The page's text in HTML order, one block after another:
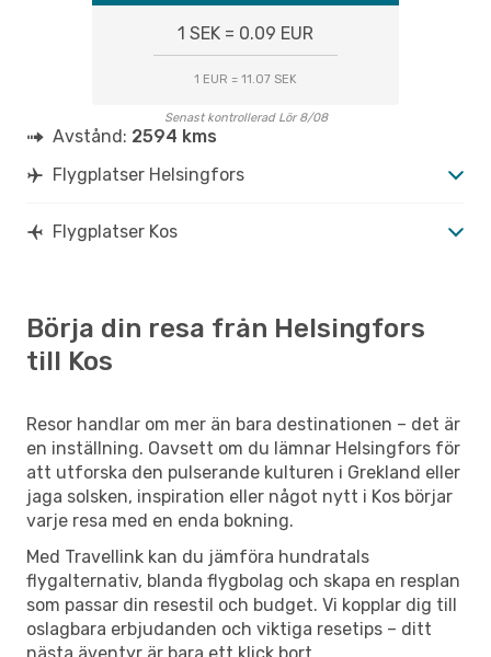
1 SEK = 0.09 EUR
1 EUR = 11.07 SEK
Senast kontrollerad Lör 8/08
Avstånd: 2594 kms
Flygplatser Helsingfors
Flygplatser Kos
Börja din resa från Helsingfors
till Kos
Resor handlar om mer än bara destinationen – det är
en inställning. Oavsett om du lämnar Helsingfors för
att utforska den pulserande kulturen i Grekland eller
jaga solsken, inspiration eller något nytt i Kos börjar
varje resa med en enda bokning.
Med Travellink kan du jämföra hundratals
flygalternativ, blanda flygbolag och skapa en resplan
som passar din resestil och budget. Vi kopplar dig till
oslagbara erbjudanden och viktiga resetips – ditt